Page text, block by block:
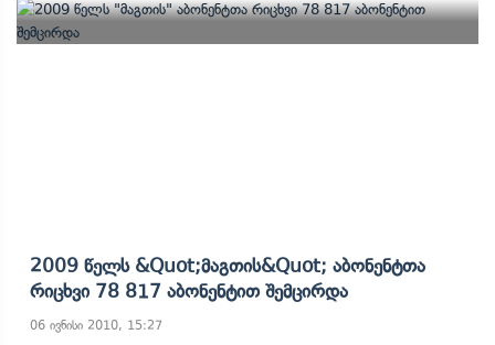
2009 Წელს &quot;მაგთის&quot; Აბონენტთა
Რიცხვი 78 817 Აბონენტით Შემცირდა
06 ივნისი 2010, 15:27